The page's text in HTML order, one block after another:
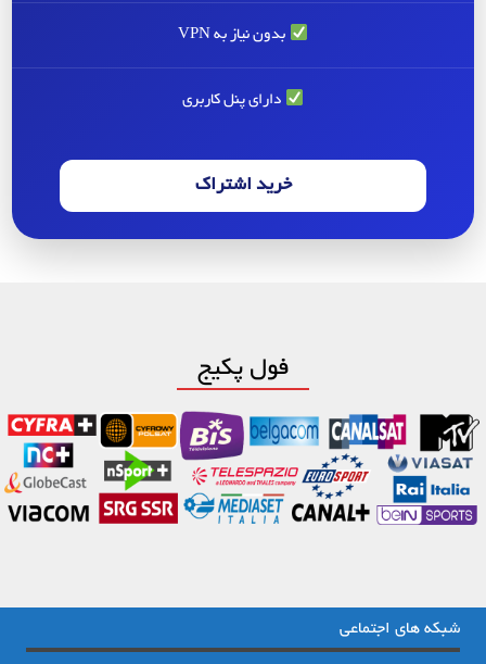
بدون نیاز به VPN
دارای پنل کاربری
خرید اشتراک
فول پکیج
شبکه های اجتماعی